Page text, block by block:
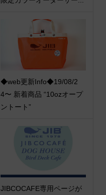
◆web更新Info◆19/08/2
4〜 新着商品 “10ozオープ
ントート”
JIBCOCAFE専用ページが